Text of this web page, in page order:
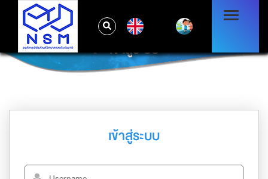
เข้าสู่ระบบ
เข้าสู่ระบบ